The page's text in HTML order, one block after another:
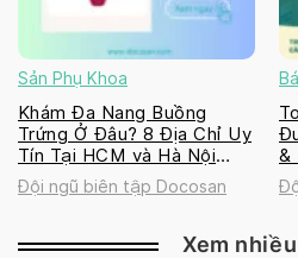
Sản Phụ Khoa
Khám Đa Nang Buồng
Trứng Ở Đâu? 8 Địa Chỉ Uy
Tín Tại HCM và Hà Nội
2026
Đội ngũ biên tập Docosan
&
Xem